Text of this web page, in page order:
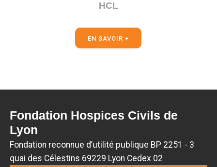
HCL
EN SAVOIR +
Fondation Hospices Civils de
Lyon
Fondation reconnue d’utilité publique BP 2251 - 3
quai des Célestins 69229 Lyon Cedex 02